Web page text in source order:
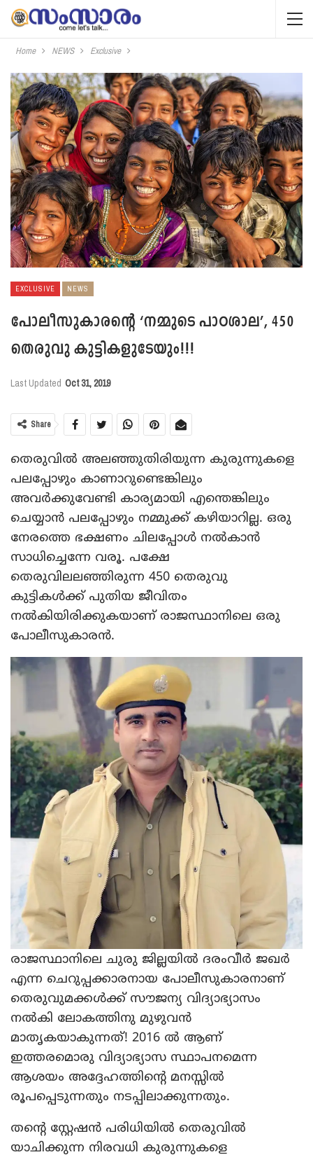
Home NEWS Exclusive
EXCLUSIVE NEWS
പോലീസുകാരന്റെ ‘നമ്മുടെ പാഠശാല’, 450
തെരുവു കുട്ടികളുടേയും!!!
Last Updated Oct 31, 2019
Share
തെരുവില്‍ അലഞ്ഞുതിരിയുന്ന കുരുന്നുകളെ
പലപ്പോഴും കാണാറുണ്ടെങ്കിലും
അവര്‍ക്കുവേണ്ടി കാര്യമായി എന്തെങ്കിലും
ചെയ്യാന്‍ പലപ്പോഴും നമ്മുക്ക് കഴിയാറില്ല. ഒരു
നേരത്തെ ഭക്ഷണം ചിലപ്പോള്‍ നല്‍കാന്‍
സാധിച്ചെന്നേ വരൂ. പക്ഷേ
തെരുവിലലഞ്ഞിരുന്ന 450 തെരുവു
കുട്ടികള്‍ക്ക് പുതിയ ജീവിതം
നല്‍കിയിരിക്കുകയാണ് രാജസ്ഥാനിലെ ഒരു
പോലീസുകാരന്‍.
രാജസ്ഥാനിലെ ചുരു ജില്ലയില്‍ ദരംവീര്‍ ജഖര്‍
എന്ന ചെറുപ്പക്കാരനായ പോലീസുകാരനാണ്
തെരുവുമക്കള്‍ക്ക് സൗജന്യ വിദ്യാഭ്യാസം
നല്‍കി ലോകത്തിനു മുഴുവന്‍
മാതൃകയാകുന്നത്! 2016 ല്‍ ആണ്
ഇത്തരമൊരു വിദ്യാഭ്യാസ സ്ഥാപനമെന്ന
ആശയം അദ്ദേഹത്തിന്റെ മനസ്സില്‍
രൂപപ്പെടുന്നതും നടപ്പിലാക്കുന്നതും.
തന്റെ സ്റ്റേഷന്‍ പരിധിയില്‍ തെരുവില്‍
യാചിക്കുന്ന നിരവധി കുരുന്നുകളെ